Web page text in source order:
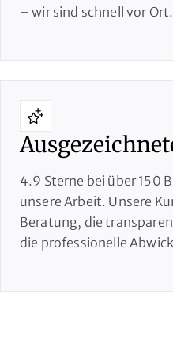
– wir sind schnell vor Ort.
4.9 Sterne bei über 150
unsere Arbeit. Unsere
Beratung, die
die professionelle